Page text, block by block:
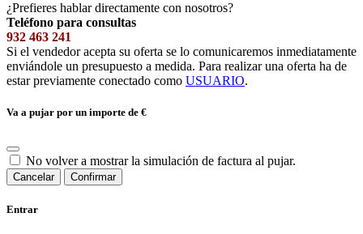
¿Prefieres hablar directamente con nosotros?
Teléfono para consultas
932 463 241
Si el vendedor acepta su oferta se lo comunicaremos inmediatamente
enviándole un presupuesto a medida. Para realizar una oferta ha de
estar previamente conectado como USUARIO.
Va a pujar por un importe de €
No volver a mostrar la simulación de factura al pujar.
Cancelar Confirmar
Entrar